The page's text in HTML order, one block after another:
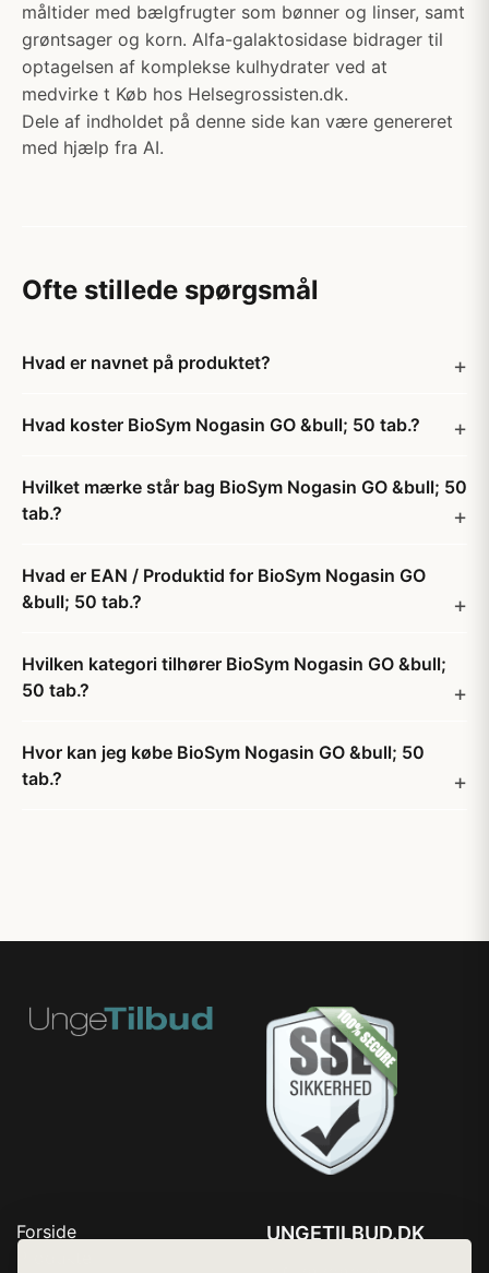
måltider med bælgfrugter som bønner og linser, samt
grøntsager og korn. Alfa-galaktosidase bidrager til
optagelsen af komplekse kulhydrater ved at
medvirke t Køb hos Helsegrossisten.dk.
Dele af indholdet på denne side kan være genereret
med hjælp fra AI.
Ofte stillede spørgsmål
Hvad er navnet på produktet?
Hvad koster BioSym Nogasin GO &bull; 50 tab.?
Hvilket mærke står bag BioSym Nogasin GO &bull; 50
tab.?
Hvad er EAN / Produktid for BioSym Nogasin GO
&bull; 50 tab.?
Hvilken kategori tilhører BioSym Nogasin GO &bull;
50 tab.?
Hvor kan jeg købe BioSym Nogasin GO &bull; 50
tab.?
Forside
UNGETILBUD.DK